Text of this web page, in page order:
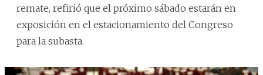
remate, refirió que el próximo sábado estarán en
exposición en el estacionamiento del Congreso
para la subasta.